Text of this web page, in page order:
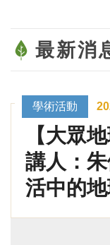
最新消
學術活動
【大眾
講人：
活中的地